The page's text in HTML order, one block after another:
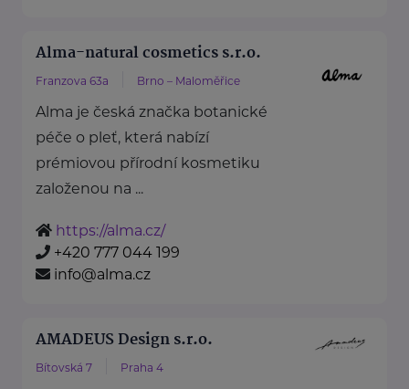
Alma-natural cosmetics s.r.o.
Franzova 63a Brno – Maloměřice
Alma je česká značka botanické
péče o pleť, která nabízí
prémiovou přírodní kosmetiku
založenou na ...
https://alma.cz/
+420 777 044 199
info@alma.cz
AMADEUS Design s.r.o.
Bítovská 7 Praha 4